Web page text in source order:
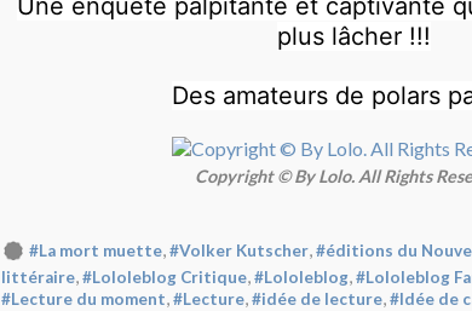
Une enquête palpitante et captivante
plus lâcher !!!
Des amateurs de polars
Copyright © By Lolo. All Rights
#La mort muette,#Volker Kutscher,#éditions du
littéraire #Lololeblog Critique #Lololeblog #Lololeblog
#Lecture du moment #Lecture #idée de lecture #Idée de